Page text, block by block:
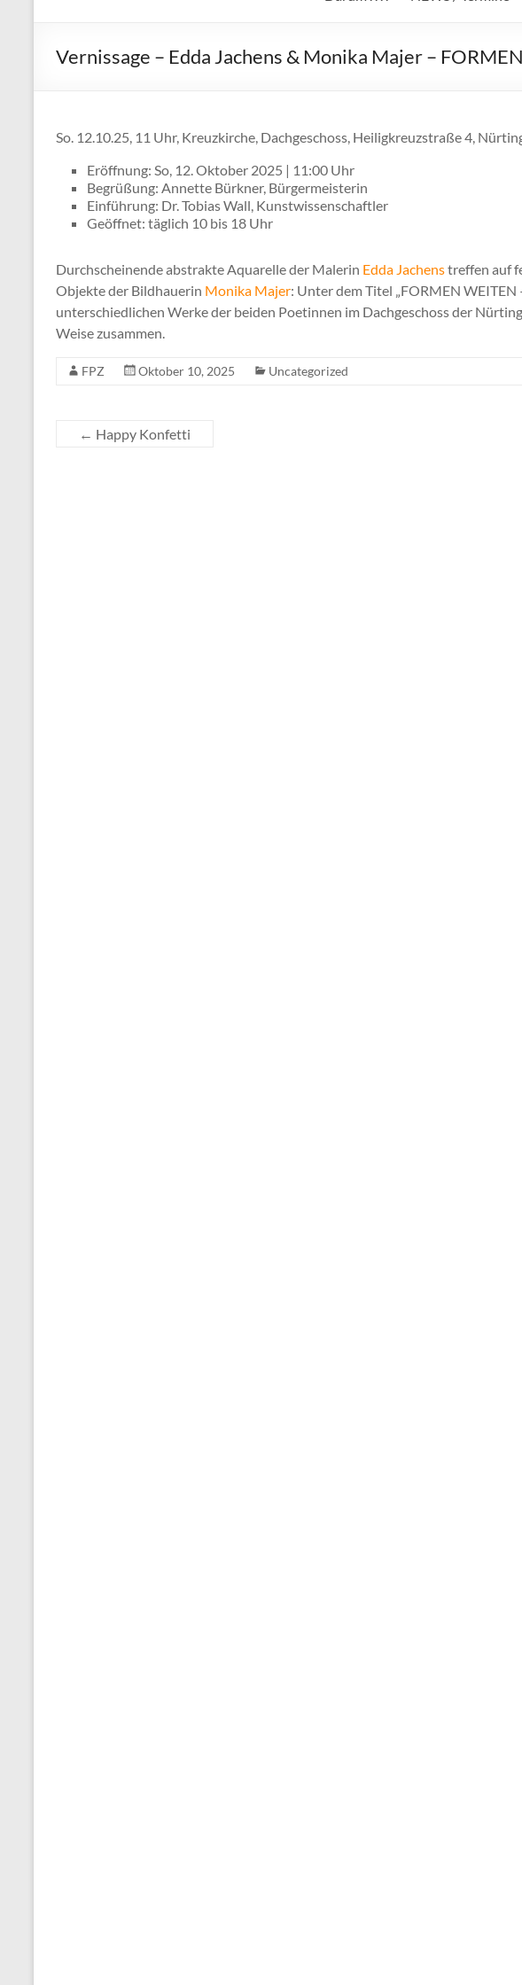
Vernissage – Edda Jachens & Monika Majer –
So. 12.10.25, 11 Uhr, Kreuzkirche, Dachgeschoss, Heiligkreuzstraße 4,
Eröffnung: So, 12. Oktober 2025 | 11:00 Uhr
Begrüßung: Annette Bürkner, Bürgermeisterin
Einführung: Dr. Tobias Wall, Kunstwissenschaftler
Geöffnet: täglich 10 bis 18 Uhr
Durchscheinende abstrakte Aquarelle der Malerin Edda Jachenstreffen auf
Objekte der Bildhauerin Monika Majer: Unter dem Titel „FORMEN WEITEN
unterschiedlichen Werke der beiden Poetinnen im Dachgeschoss der
Weise zusammen.
FPZ Oktober 10, 2025 Uncategorized
← Happy Konfetti